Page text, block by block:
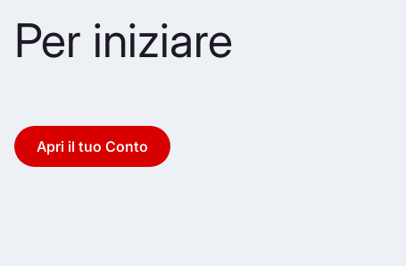
Per iniziare
Apri il tuo Conto